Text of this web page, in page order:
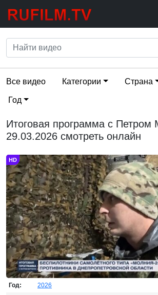
Все видео Категории Страна
Год
Итоговая программа с Петром
29.03.2026 смотреть онлайн
HD
Год:
2026